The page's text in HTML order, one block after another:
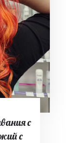
с
с